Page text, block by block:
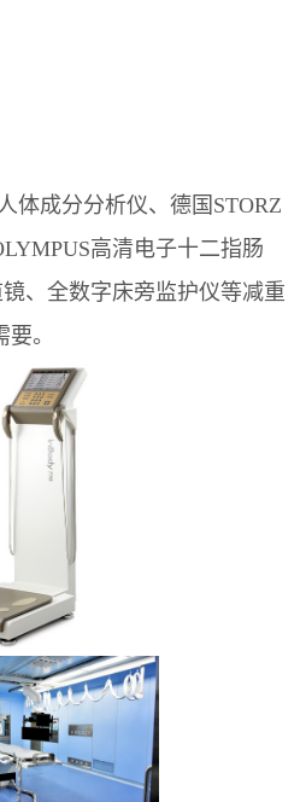
体成分分析仪、德国STORZ
高清电子十二指肠
、全数字床旁监护仪等减重
。